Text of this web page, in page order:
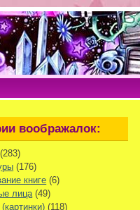
воображалок:
(283)
(176)
книге (6)
лица(49)
(118)